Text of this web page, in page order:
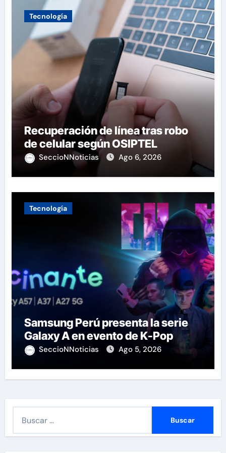
Tecnología
Recuperación de línea tras robo
de celular según OSIPTEL
SeccioNNoticias Ago 6, 2026
Tecnología
Samsung Perú presenta la serie
Galaxy A en evento de K-Pop
SeccioNNoticias Ago 5, 2026